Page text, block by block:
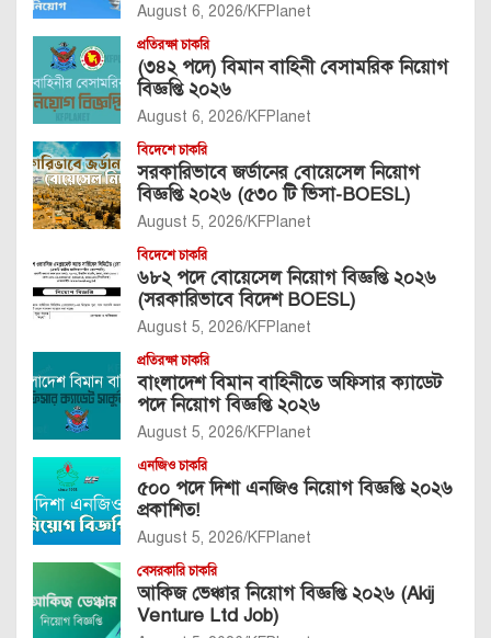
August 6, 2026 KFPlanet
প্রতিরক্ষা চাকরি
(৩৪২ পদে) বিমান বাহিনী বেসামরিক নিয়োগ
বিজ্ঞপ্তি ২০২৬
August 6, 2026 KFPlanet
বিদেশে চাকরি
সরকারিভাবে জর্ডানের বোয়েসেল নিয়োগ
বিজ্ঞপ্তি ২০২৬ (৫৩০ টি ভিসা-BOESL)
August 5, 2026 KFPlanet
বিদেশে চাকরি
৬৮২ পদে বোয়েসেল নিয়োগ বিজ্ঞপ্তি ২০২৬
(সরকারিভাবে বিদেশ BOESL)
August 5, 2026 KFPlanet
প্রতিরক্ষা চাকরি
বাংলাদেশ বিমান বাহিনীতে অফিসার ক্যাডেট
পদে নিয়োগ বিজ্ঞপ্তি ২০২৬
August 5, 2026 KFPlanet
এনজিও চাকরি
৫০০ পদে দিশা এনজিও নিয়োগ বিজ্ঞপ্তি ২০২৬
প্রকাশিত!
August 5, 2026 KFPlanet
বেসরকারি চাকরি
আকিজ ভেঞ্চার নিয়োগ বিজ্ঞপ্তি ২০২৬ (Akij
Venture Ltd Job)